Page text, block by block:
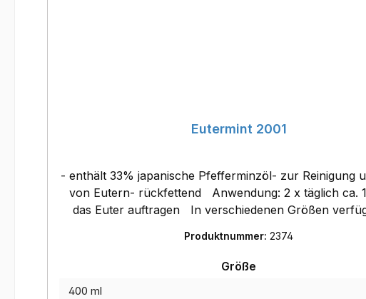
Eutermint 2001
- enthält 33% japanische Pfefferminzöl- zur Reinigung
von Eutern- rückfettend Anwendung: 2 x täglich ca. 10ml auf
das Euter auftragen In verschiedenen Größen verfügbar: -
Produktnummer:2374
Größe